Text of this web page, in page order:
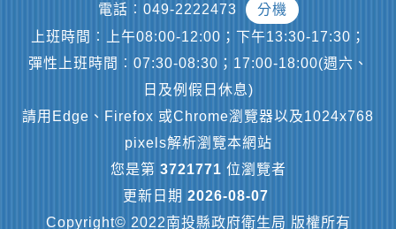
電話︰049-2222473
分機
上班時間︰上午08:00-12:00；下午13:30-17:30；
彈性上班時間︰07:30-08:30；17:00-18:00(週六、
日及例假日休息)
請用Edge、Firefox 或Chrome瀏覽器以及1024x768
pixels解析瀏覽本網站
您是第 3721771 位瀏覽者
更新日期 2026-08-07
Copyright© 2022南投縣政府衛生局 版權所有